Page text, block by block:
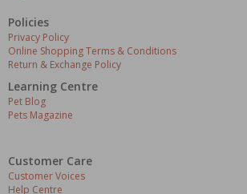
Policies
Privacy Policy
Online Shopping Terms & Conditions
Return & Exchange Policy
Learning Centre
Pet Blog
Pets Magazine
Customer Care
Customer Voices
Help Centre